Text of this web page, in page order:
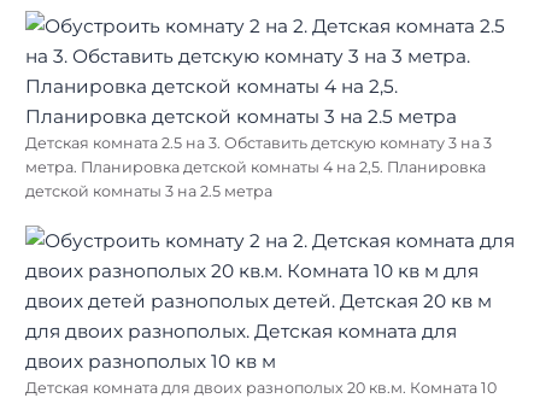
Детская комната 2.5 на 3. Обставить детскую комнату 3 на 3
метра. Планировка детской комнаты 4 на 2,5. Планировка
детской комнаты 3 на 2.5 метра
Детская комната для двоих разнополых 20 кв.м. Комната 10